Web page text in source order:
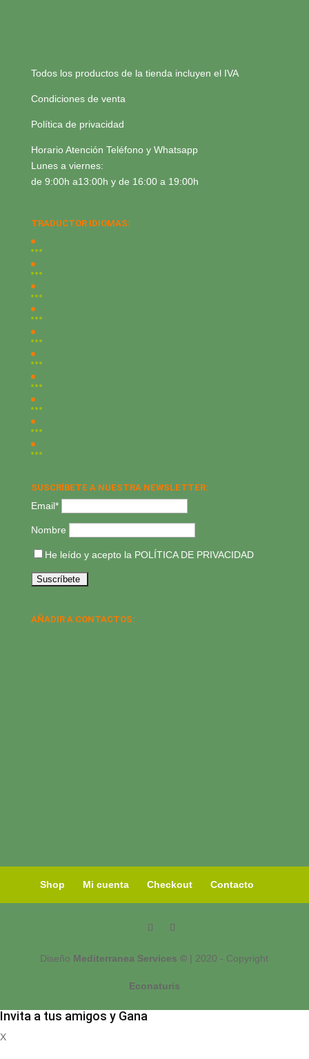
Todos los productos de la tienda incluyen el IVA
Condiciones de venta
Política de privacidad
Horario Atención Teléfono y Whatsapp
Lunes a viernes:
de 9:00h a13:00h y de 16:00 a 19:00h
TRADUCTOR IDIOMAS:
SUSCRÍBETE A NUESTRA NEWSLETTER:
Email*
Nombre
He leído y acepto la POLÍTICA DE PRIVACIDAD
AÑADIR A CONTACTOS:
Shop Mi cuenta Checkout Contacto
Diseño Mediterranea Services © | 2020 - Copyright
Econaturis
Invita a tus amigos y Gana
X